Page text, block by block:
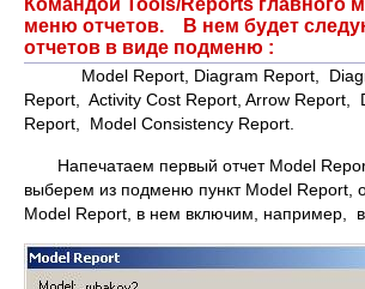
Командой Tools/Reports главного
меню отчетов. В нем будет
отчетов в виде подменю :
Model Report, Diagram Report,
Report, Activity Cost Report, Arrow Report,
Report, Model Consistency Report.
Напечатаем первый отчет Model
выберем из подменю пункт Model Report,
Model Report, в нем включим, например,